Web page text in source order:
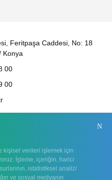
Feritpaşa Caddesi, No: 18
Konya
00
00
Sistemi (ELİS)
kişisel verileri işlemek için
İşleme, içeriğin, harici
istatistiksel analiz/
ve sosyal medyanın